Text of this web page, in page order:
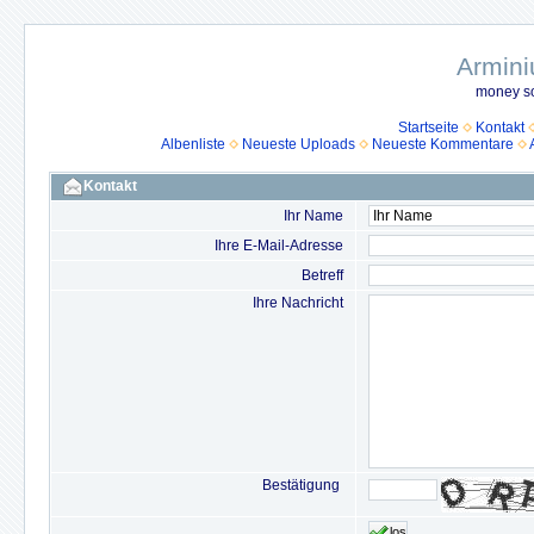
money
Startseite
Kontakt
Albenliste
Neueste Uploads Neueste Kommentare
Kontakt
Ihr Name
Ihre E-Mail-Adresse
Betreff
Ihre Nachricht
Bestätigung